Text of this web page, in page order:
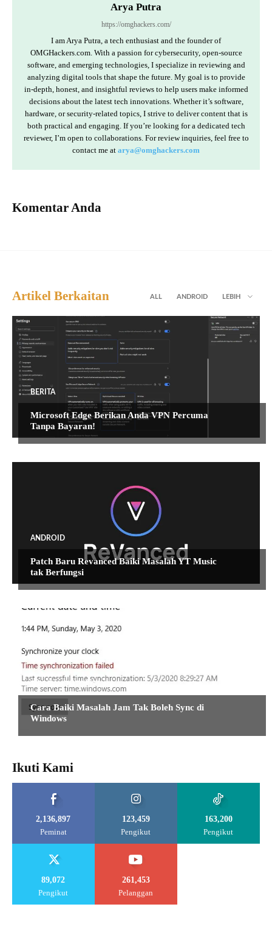
Arya Putra
https://omghackers.com/
I am Arya Putra, a tech enthusiast and the founder of
OMGHackers.com. With a passion for cybersecurity, open-source
software, and emerging technologies, I specialize in reviewing and
analyzing digital tools that shape the future. My goal is to provide
in-depth, honest, and insightful reviews to help users make informed
decisions about the latest tech innovations. Whether it’s software,
hardware, or security-related topics, I strive to deliver content that is
both practical and engaging. If you’re looking for a dedicated tech
reviewer, I’m open to collaborations. For review inquiries, feel free to
contact me at arya@omghackers.com
Komentar Anda
Artikel Berkaitan ALL ANDROID LEBIH
BERITA
Microsoft Edge Berikan Anda VPN Percuma
Tanpa Bayaran!
ANDROID
Patch Baru Revanced Baiki Masalah YT Music
tak Berfungsi
TIPS DAN TUTORIAL
Cara Baiki Masalah Jam Tak Boleh Sync di
Windows
Ikuti Kami
2,136,897
Peminat
123,459
Pengikut
163,200
Pengikut
89,072
Pengikut
261,453
Pelanggan